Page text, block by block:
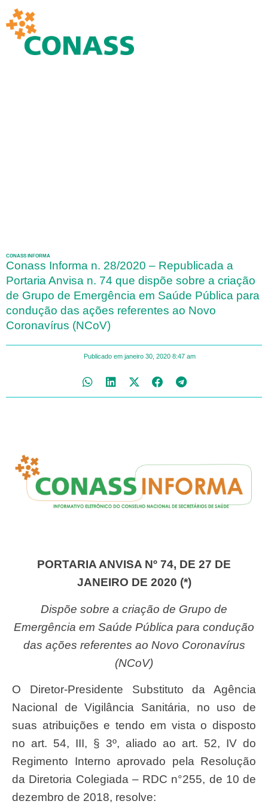
CONASS INFORMA
Conass Informa n. 28/2020 – Republicada a
Portaria Anvisa n. 74 que dispõe sobre a criação
de Grupo de Emergência em Saúde Pública para
condução das ações referentes ao Novo
Coronavírus (NCoV)
Publicado em janeiro 30, 2020 8:47 am
PORTARIA ANVISA Nº 74, DE 27 DE
JANEIRO DE 2020 (*)
Dispõe sobre a criação de Grupo de
Emergência em Saúde Pública para condução
das ações referentes ao Novo Coronavírus
(NCoV)
O Diretor-Presidente Substituto da Agência
Nacional de Vigilância Sanitária, no uso de
suas atribuições e tendo em vista o disposto
no art. 54, III, § 3º, aliado ao art. 52, IV do
Regimento Interno aprovado pela Resolução
da Diretoria Colegiada – RDC n°255, de 10 de
dezembro de 2018, resolve: